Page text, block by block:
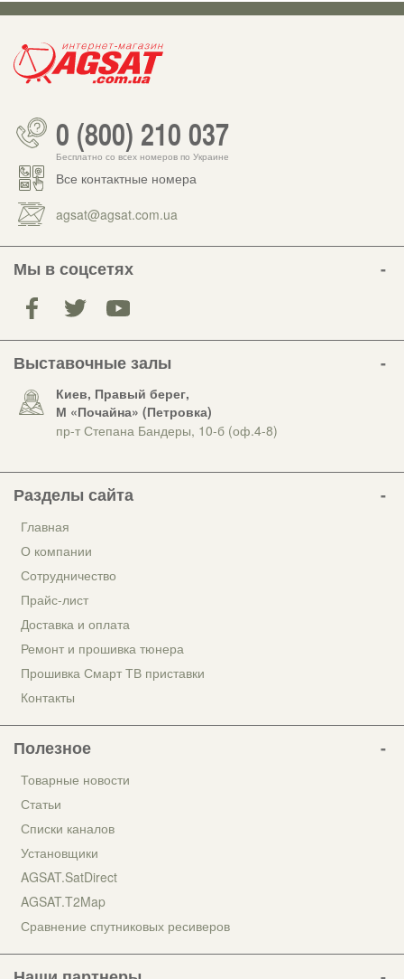
0 (800) 210 037
Бесплатно со всех номеров по Украине
Все контактные номера
agsat@agsat.com.ua
Мы в соцсетях
Выставочные залы
Киев, Правый берег,
М «Почайна» (Петровка)
пр-т Степана Бандеры, 10-б (оф.4-8)
Разделы сайта
Главная
О компании
Сотрудничество
Прайс-лист
Доставка и оплата
Ремонт и прошивка тюнера
Прошивка Смарт ТВ приставки
Контакты
Полезное
Товарные новости
Статьи
Списки каналов
Установщики
AGSAT.SatDirect
AGSAT.T2Map
Сравнение спутниковых ресиверов